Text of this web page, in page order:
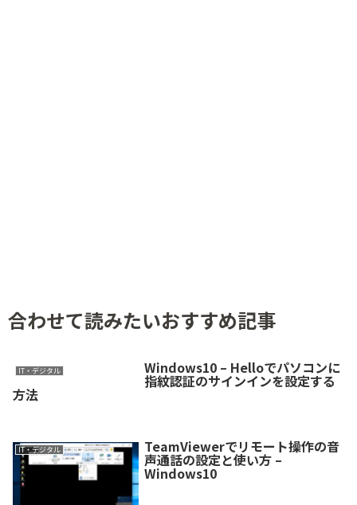
合わせて読みたいおすすめ記事
IT・デジタル Windows10 – Helloでパソコンに
指紋認証のサインインを設定する
方法
IT・デジタル TeamViewerでリモート操作の音
声通話の設定と使い方 –
Windows10